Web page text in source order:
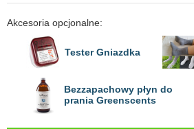
Akcesoria opcjonalne:
Tester Gniazdka
Bezzapachowy płyn do
prania Greenscents